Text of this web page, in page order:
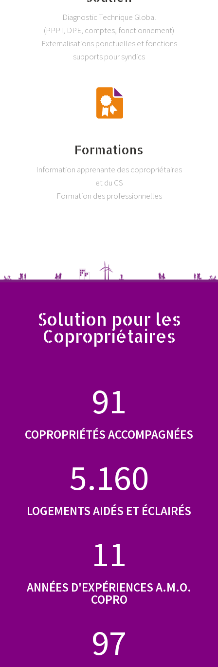
Diagnostic Technique Global
(PPPT, DPE, comptes, fonctionnement)
Externalisations ponctuelles et fonctions
supports pour syndics
Formations
Information apprenante des copropriétaires
et du CS
Formation des professionnelles
Solution pour les
Copropriétaires
91
COPROPRIÉTÉS ACCOMPAGNÉES
5.160
LOGEMENTS AIDÉS ET ÉCLAIRÉS
11
ANNÉES D'EXPÉRIENCES A.M.O.
COPRO
97